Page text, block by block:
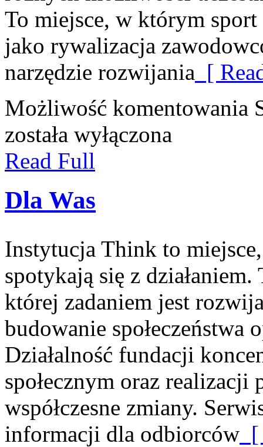
To miejsce, w którym sport
jako rywalizacja
narzędzie rozwijania [
Możliwość komentowania
została wyłączona
Read Full
Dla Was
Instytucja Think to
spotykają się z
której zadaniem jest
budowanie społeczeństwa
Działalność fundacji
społecznym oraz
współczesne zmiany.
informacji dla odbiorców [